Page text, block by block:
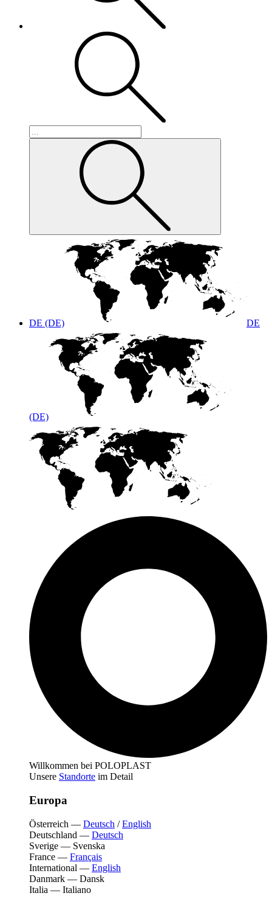
DE (DE) DE
(DE)
Willkommen bei POLOPLAST
Unsere Standorte im Detail
Europa
Österreich — Deutsch /English
Deutschland — Deutsch
Sverige — Svenska
France — Français
International — English
Danmark — Dansk
Italia — Italiano